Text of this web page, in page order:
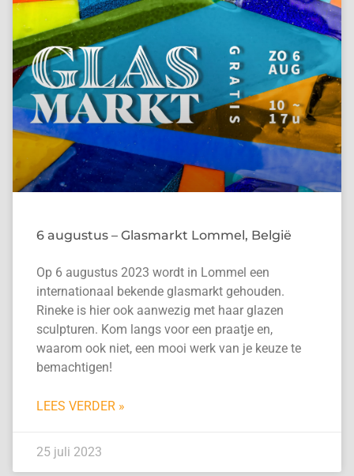
6 augustus – Glasmarkt Lommel, België
Op 6 augustus 2023 wordt in Lommel een
internationaal bekende glasmarkt gehouden.
Rineke is hier ook aanwezig met haar glazen
sculpturen. Kom langs voor een praatje en,
waarom ook niet, een mooi werk van je keuze te
bemachtigen!
LEES VERDER »
25 juli 2023